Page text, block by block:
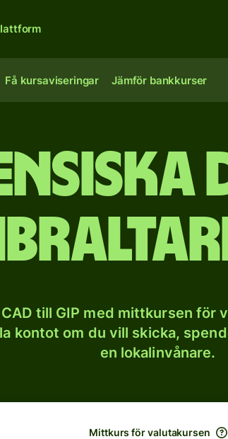
Få kursaviseringar Jämför bankkurser
till GIP med mittkursen för
kontot om du vill skicka,
en lokalinvånare.
Mittkurs för valutakursen